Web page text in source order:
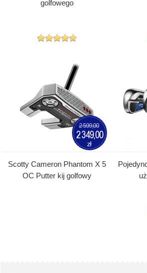
golfowego
Scotty Cameron Phantom X 5
OC Putter kij golfowy
2 599,00
2 349,00
zł